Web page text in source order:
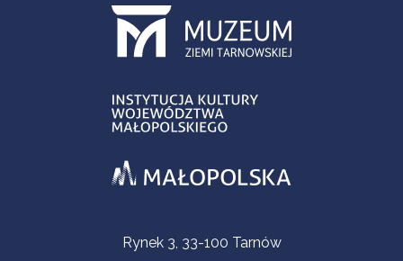
Informacje kontaktoweRynek 3, 33-100 Tarnów